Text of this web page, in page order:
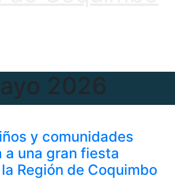
2026
y comunidades
a una gran fiesta
Región de Coquimbo